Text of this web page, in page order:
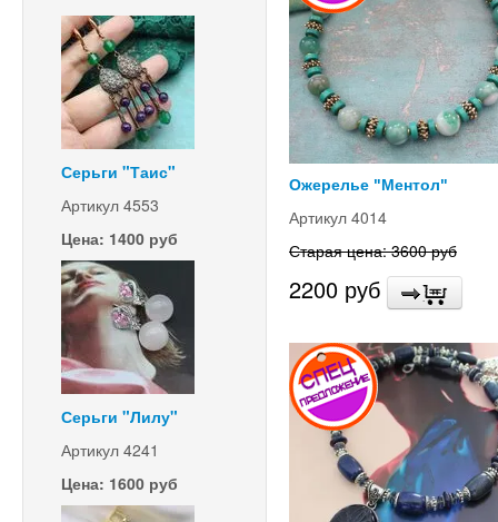
Серьги "Таис"
Артикул 4553
Цена: 1400 руб
Серьги "Лилу"
Артикул 4241
Цена: 1600 руб
Ожерелье "Ментол"
Артикул 4014
Старая цена: 3600 руб
2200 руб